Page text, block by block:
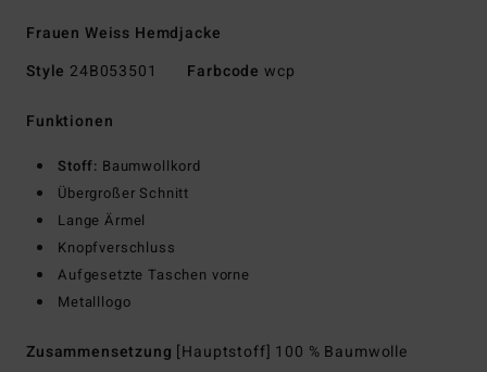
Frauen Weiss Hemdjacke
Style 24B053501 Farbcode wcp
Funktionen
Stoff: Baumwollkord
Übergroßer Schnitt
Lange Ärmel
Knopfverschluss
Aufgesetzte Taschen vorne
Metalllogo
Zusammensetzung [Hauptstoff] 100 % Baumwolle